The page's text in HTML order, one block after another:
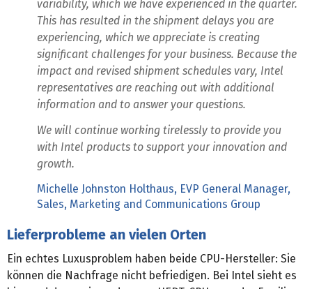
variability, which we have experienced in the quarter.
This has resulted in the shipment delays you are
experiencing, which we appreciate is creating
significant challenges for your business. Because the
impact and revised shipment schedules vary, Intel
representatives are reaching out with additional
information and to answer your questions.
We will continue working tirelessly to provide you
with Intel products to support your innovation and
growth.
Michelle Johnston Holthaus, EVP General Manager,
Sales, Marketing and Communications Group
Lieferprobleme an vielen Orten
Ein echtes Luxusproblem haben beide CPU-Hersteller: Sie
können die Nachfrage nicht befriedigen. Bei Intel sieht es